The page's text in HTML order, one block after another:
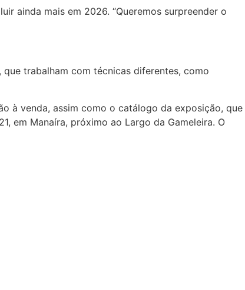
ainda mais em 2026. “Queremos surpreender o
trabalham com técnicas diferentes, como
à venda, assim como o catálogo da exposição, que
em Manaíra, próximo ao Largo da Gameleira. O